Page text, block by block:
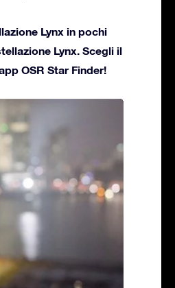
Lynx in pochi
Lynx. Scegli il
OSR Star Finder!